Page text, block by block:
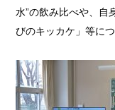
水”の飲み比べや、自
びのキッカケ」等に